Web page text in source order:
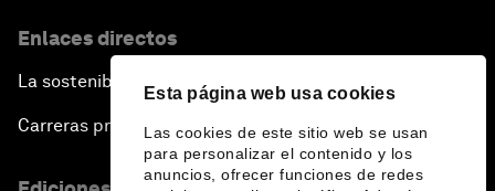
Esta página web usa cookies
Las cookies de este sitio web se usan
para personalizar el contenido y los
anuncios, ofrecer funciones de redes
Enlaces directos
La sostenibilidad en el Foro
Carreras profesionales